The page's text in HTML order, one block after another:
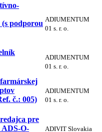
podporou ADIUMENTUM
01 s. r. o.
ADIUMENTUM
01 s. r. o.
č.: 005)
ADIUMENTUM
01 s. r. o.
pre
ADS-O-
ADIVIT Slovakia